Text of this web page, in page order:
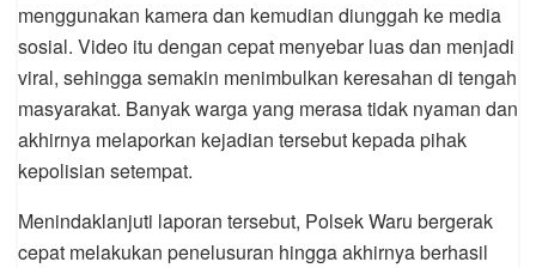
menggunakan kamera dan kemudian diunggah ke media
sosial. Video itu dengan cepat menyebar luas dan menjadi
viral, sehingga semakin menimbulkan keresahan di tengah
masyarakat. Banyak warga yang merasa tidak nyaman dan
akhirnya melaporkan kejadian tersebut kepada pihak
kepolisian setempat.
Menindaklanjuti laporan tersebut, Polsek Waru bergerak
cepat melakukan penelusuran hingga akhirnya berhasil